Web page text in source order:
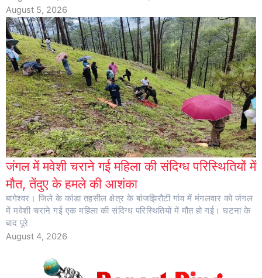
August 5, 2026
जंगल में मवेशी चराने गई महिला की संदिग्ध परिस्थितियों में
मौत, तेंदुए के हमले की आशंका
बागेश्वर। जिले के कांडा तहसील क्षेत्र के बांजझिरौटी गांव में मंगलवार को जंगल
में मवेशी चराने गई एक महिला की संदिग्ध परिस्थितियों में मौत हो गई। घटना के
बाद पूरे
August 4, 2026